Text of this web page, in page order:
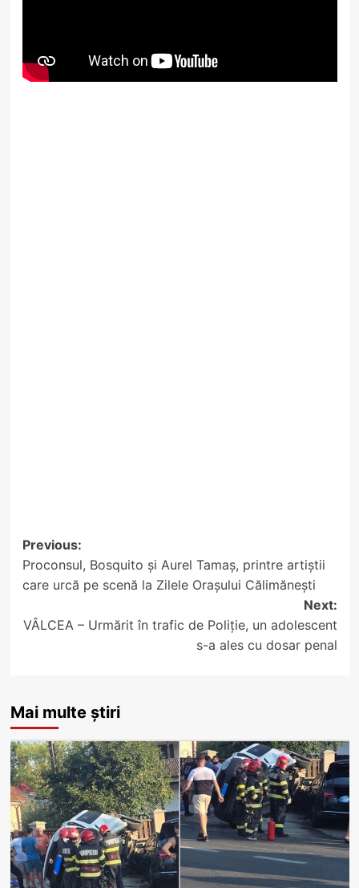
Post
navigation
Previous:
Proconsul, Bosquito și Aurel Tamaș, printre artiștii
care urcă pe scenă la Zilele Orașului Călimănești
Next:
VÂLCEA – Urmărit în trafic de Poliție, un adolescent
s-a ales cu dosar penal
Mai multe știri